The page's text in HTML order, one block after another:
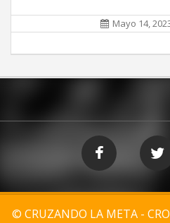
Mayo 14,
© CRUZANDO LA META -